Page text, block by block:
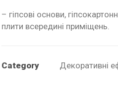
– гіпсові основи,
плити всередині приміщень.
Category Декоративні